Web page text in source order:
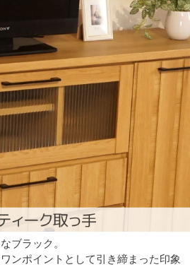
ブラック。
ンポイントとして引き締まった印象